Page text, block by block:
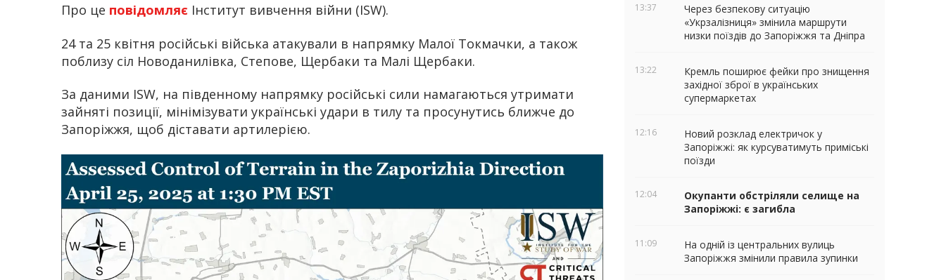
Про це повідомляє Інститут вивчення війни (ISW).
24 та 25 квітня російські війська атакували в напрямку Малої Токмачки, а також
поблизу сіл Новоданилівка, Степове, Щербаки та Малі Щербаки.
За даними ISW, на південному напрямку російські сили намагаються утримати
зайняті позиції, мінімізувати українські удари в тилу та просунутись ближче до
Запоріжжя, щоб діставати артилерією.
13:37
Через безпекову ситуацію
«Укрзалізниця» змінила маршрути
низки поїздів до Запоріжжя та Дніпра
13:22
Кремль поширює фейки про знищення
західної зброї в українських
супермаркетах
12:16
Новий розклад електричок у
Запоріжжі: як курсуватимуть приміські
поїзди
12:04
Окупанти обстріляли селище на
Запоріжжі: є загибла
11:09
На одній із центральних вулиць
Запоріжжя змінили правила зупинки